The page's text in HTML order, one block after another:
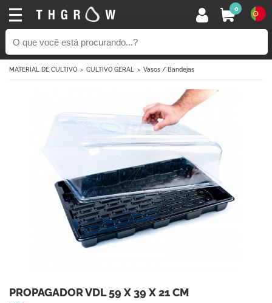
0
MATERIAL DE CULTIVO CULTIVO GERAL Vasos / Bandejas
PROPAGADOR VDL 59 X 39 X 21 CM